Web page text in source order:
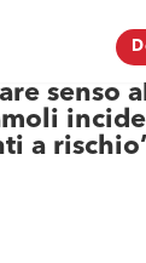
senso
a